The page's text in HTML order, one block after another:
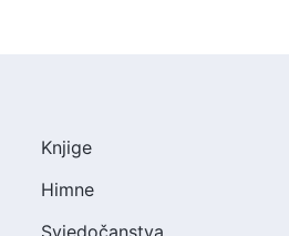
Knjige
Himne